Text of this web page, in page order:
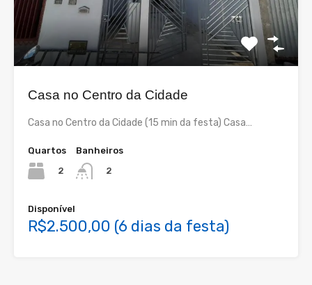
Casa no Centro da Cidade
Casa no Centro da Cidade (15 min da festa) Casa…
Quartos
2
Banheiros
2
Disponível
R$2.500,00 (6 dias da festa)